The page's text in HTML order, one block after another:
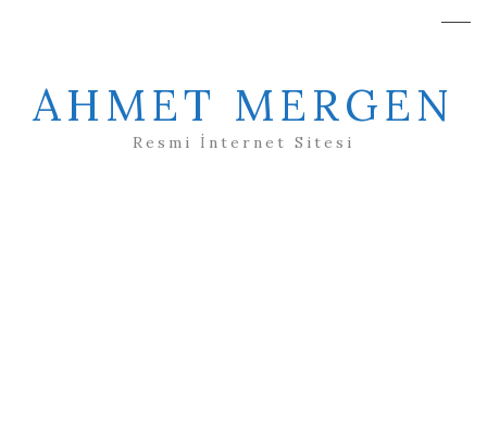
AHMET MERGEN
Resmi İnternet Sitesi